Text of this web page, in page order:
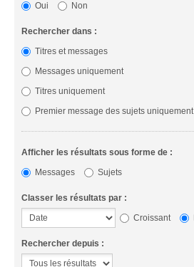
Oui
Non
Rechercher dans :
Titres et messages
Messages uniquement
Titres uniquement
Premier message des sujets uniquement
Afficher les résultats sous forme de :
Messages
Sujets
Classer les résultats par :
Croissant
Rechercher depuis :